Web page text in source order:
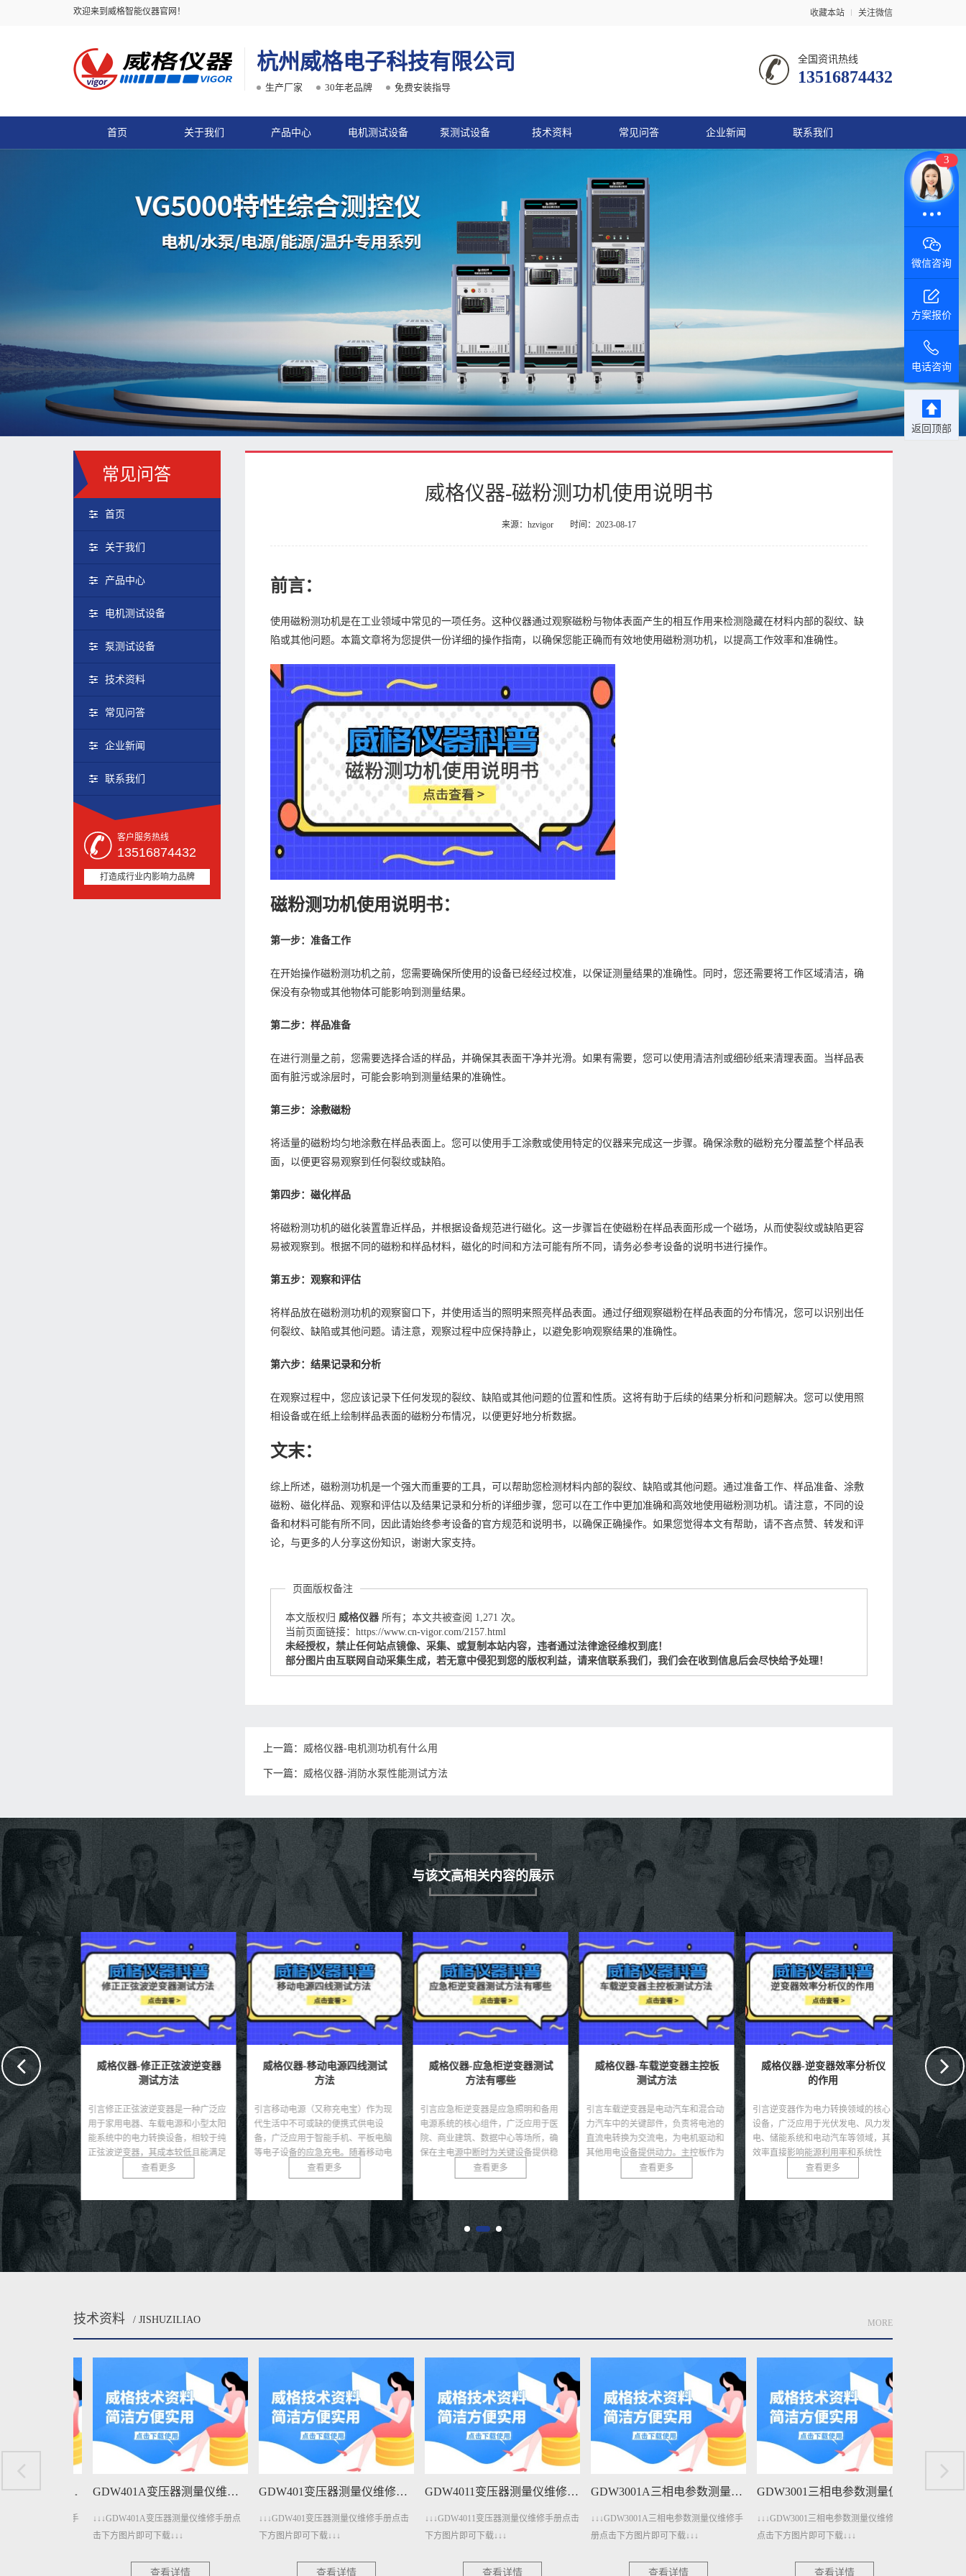
欢迎来到威格智能仪器官网！ 收藏本站 关注微信
杭州威格电子科技有限公司
生产厂家 30年老品牌 免费安装指导
全国资讯热线
13516874432
首页 关于我们 产品中心 电机测试设备 泵测试设备 技术资料 常见问答 企业新闻 联系我们
常见问答
首页
关于我们
产品中心
电机测试设备
泵测试设备
技术资料
常见问答
企业新闻
联系我们
客户服务热线
13516874432
打造成行业内影响力品牌
威格仪器-磁粉测功机使用说明书
来源：hzvigor 时间：2023-08-17
前言：
使用磁粉测功机是在工业领域中常见的一项任务。这种仪器通过观察磁粉与物体表面产生的相互作用来检测隐藏在材料内部的裂纹、缺
陷或其他问题。本篇文章将为您提供一份详细的操作指南，以确保您能正确而有效地使用磁粉测功机，以提高工作效率和准确性。
磁粉测功机使用说明书：
第一步：准备工作
在开始操作磁粉测功机之前，您需要确保所使用的设备已经经过校准，以保证测量结果的准确性。同时，您还需要将工作区域清洁，确
保没有杂物或其他物体可能影响到测量结果。
第二步：样品准备
在进行测量之前，您需要选择合适的样品，并确保其表面干净并光滑。如果有需要，您可以使用清洁剂或细砂纸来清理表面。当样品表
面有脏污或涂层时，可能会影响到测量结果的准确性。
第三步：涂敷磁粉
将适量的磁粉均匀地涂敷在样品表面上。您可以使用手工涂敷或使用特定的仪器来完成这一步骤。确保涂敷的磁粉充分覆盖整个样品表
面，以便更容易观察到任何裂纹或缺陷。
第四步：磁化样品
将磁粉测功机的磁化装置靠近样品，并根据设备规范进行磁化。这一步骤旨在使磁粉在样品表面形成一个磁场，从而使裂纹或缺陷更容
易被观察到。根据不同的磁粉和样品材料，磁化的时间和方法可能有所不同，请务必参考设备的说明书进行操作。
第五步：观察和评估
将样品放在磁粉测功机的观察窗口下，并使用适当的照明来照亮样品表面。通过仔细观察磁粉在样品表面的分布情况，您可以识别出任
何裂纹、缺陷或其他问题。请注意，观察过程中应保持静止，以避免影响观察结果的准确性。
第六步：结果记录和分析
在观察过程中，您应该记录下任何发现的裂纹、缺陷或其他问题的位置和性质。这将有助于后续的结果分析和问题解决。您可以使用照
相设备或在纸上绘制样品表面的磁粉分布情况，以便更好地分析数据。
文末：
综上所述，磁粉测功机是一个强大而重要的工具，可以帮助您检测材料内部的裂纹、缺陷或其他问题。通过准备工作、样品准备、涂敷
磁粉、磁化样品、观察和评估以及结果记录和分析的详细步骤，您可以在工作中更加准确和高效地使用磁粉测功机。请注意，不同的设
备和材料可能有所不同，因此请始终参考设备的官方规范和说明书，以确保正确操作。如果您觉得本文有帮助，请不吝点赞、转发和评
论，与更多的人分享这份知识，谢谢大家支持。
页面版权备注
本文版权归 威格仪器 所有；本文共被查阅 1,271 次。
当前页面链接：https://www.cn-vigor.com/2157.html
未经授权，禁止任何站点镜像、采集、或复制本站内容，违者通过法律途径维权到底！
部分图片由互联网自动采集生成，若无意中侵犯到您的版权利益，请来信联系我们，我们会在收到信息后会尽快给予处理！
上一篇： 威格仪器-电机测功机有什么用
下一篇： 威格仪器-消防水泵性能测试方法
与该文高相关内容的展示
极速测试
行车、电动
部件，因其
威格仪器-修正正弦波逆变器
测试方法
引言修正正弦波逆变器是一种广泛应
用于家用电器、车载电源和小型太阳
能系统中的电力转换设备，相较于纯
正弦波逆变器，其成本较低且能满足
大部分非敏感负载的需求...
查看更多
威格仪器-移动电源四线测试
方法
引言移动电源（又称充电宝）作为现
代生活中不可或缺的便携式供电设
备，广泛应用于智能手机、平板电脑
等电子设备的应急充电。随着移动电
源市场的快速发展，其质量...
查看更多
威格仪器-应急柜逆变器测试
方法有哪些
引言应急柜逆变器是应急照明和备用
电源系统的核心组件，广泛应用于医
院、商业建筑、数据中心等场所，确
保在主电源中断时为关键设备提供稳
定的交流电。其性能直接...
查看更多
威格仪器-车载逆变器主控板
测试方法
引言车载逆变器是电动汽车和混合动
力汽车中的关键部件，负责将电池的
直流电转换为交流电，为电机驱动和
其他用电设备提供动力。主控板作为
逆变器的核心，集成了控...
查看更多
威格仪器-逆变器效率分析仪
的作用
引言逆变器作为电力转换领域的核心
设备，广泛应用于光伏发电、风力发
电、储能系统和电动汽车等领域，其
效率直接影响能源利用率和系统性
能。随着可再生能源的快速...
查看更多
威格仪器
引言随着可
速发展，储能
池，因其高能
为能源储存
在极端条件
技术资料 / JISHUZILIAO MORE
GDW401A变压器测量仪维修手册下载
↓↓↓GDW401A变压器测量仪维修手册点
击下方图片即可下载↓↓↓
查看详情
GDW401变压器测量仪维修手册下载
↓↓↓GDW401变压器测量仪维修手册点击
下方图片即可下载↓↓↓
查看详情
GDW4011变压器测量仪维修手册下载
↓↓↓GDW4011变压器测量仪维修手册点击
下方图片即可下载↓↓↓
查看详情
GDW3001A三相电参数测量仪维修手册下载
↓↓↓GDW3001A三相电参数测量仪维修手
册点击下方图片即可下载↓↓↓
查看详情
GDW3001三相电参数测量仪维修手册下载
↓↓↓GDW3001三相电参数测量仪维修手册
点击下方图片即可下载↓↓↓
查看详情
3
微信咨询
方案报价
电话咨询
返回顶部